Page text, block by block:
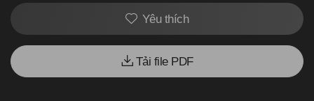
Yêu thích
Tải file PDF